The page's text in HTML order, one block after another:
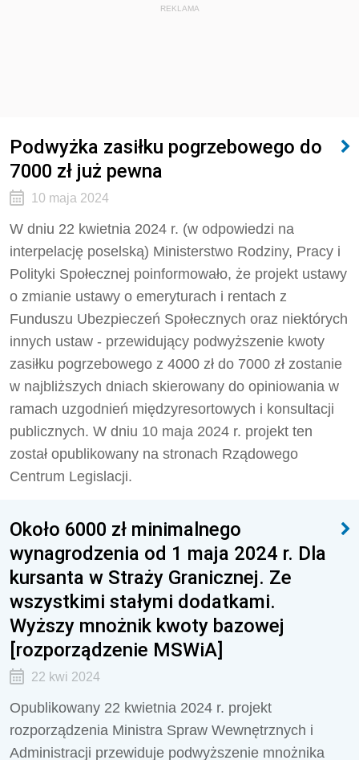
REKLAMA
Podwyżka zasiłku pogrzebowego do
7000 zł już pewna
10 maja 2024
W dniu 22 kwietnia 2024 r. (w odpowiedzi na
interpelację poselską) Ministerstwo Rodziny, Pracy i
Polityki Społecznej poinformowało, że projekt ustawy
o zmianie ustawy o emeryturach i rentach z
Funduszu Ubezpieczeń Społecznych oraz niektórych
innych ustaw - przewidujący podwyższenie kwoty
zasiłku pogrzebowego z 4000 zł do 7000 zł zostanie
w najbliższych dniach skierowany do opiniowania w
ramach uzgodnień międzyresortowych i konsultacji
publicznych. W dniu 10 maja 2024 r. projekt ten
został opublikowany na stronach Rządowego
Centrum Legislacji.
Około 6000 zł minimalnego
wynagrodzenia od 1 maja 2024 r. Dla
kursanta w Straży Granicznej. Ze
wszystkimi stałymi dodatkami.
Wyższy mnożnik kwoty bazowej
[rozporządzenie MSWiA]
22 kwi 2024
Opublikowany 22 kwietnia 2024 r. projekt
rozporządzenia Ministra Spraw Wewnętrznych i
Administracji przewiduje podwyższenie mnożnika